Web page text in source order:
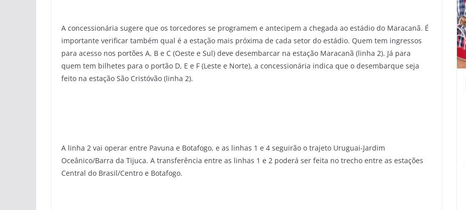
A concessionária sugere que os torcedores se programem e antecipem a chegada ao estádio do Maracanã. É
importante verificar também qual é a estação mais próxima de cada setor do estádio. Quem tem ingressos
para acesso nos portões A, B e C (Oeste e Sul) deve desembarcar na estação Maracanã (linha 2). Já para
quem tem bilhetes para o portão D, E e F (Leste e Norte), a concessionária indica que o desembarque seja
feito na estação São Cristóvão (linha 2).
A linha 2 vai operar entre Pavuna e Botafogo, e as linhas 1 e 4 seguirão o trajeto Uruguai-Jardim
Oceânico/Barra da Tijuca. A transferência entre as linhas 1 e 2 poderá ser feita no trecho entre as estações
Central do Brasil/Centro e Botafogo.